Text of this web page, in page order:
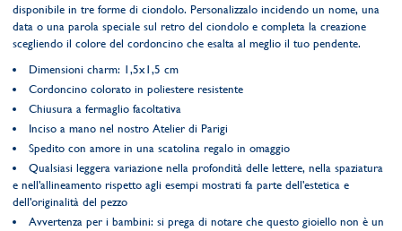
disponibile in tre forme di ciondolo. Personalizzalo incidendo un nome, una
data o una parola speciale sul retro del ciondolo e completa la creazione
scegliendo il colore del cordoncino che esalta al meglio il tuo pendente.
Dimensioni charm: 1,5x1,5 cm
Cordoncino colorato in poliestere resistente
Chiusura a fermaglio facoltativa
Inciso a mano nel nostro Atelier di Parigi
Spedito con amore in una scatolina regalo in omaggio
Qualsiasi leggera variazione nella profondità delle lettere, nella spaziatura
e nell'allineamento rispetto agli esempi mostrati fa parte dell'estetica e
dell'originalità del pezzo
Avvertenza per i bambini: si prega di notare che questo gioiello non è un